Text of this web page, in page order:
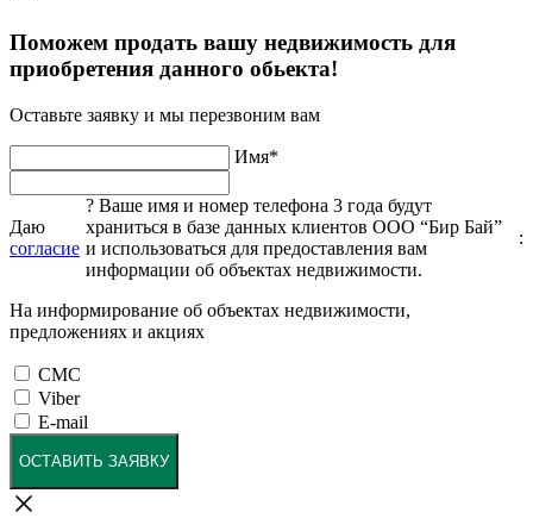
Поможем продать вашу недвижимость для
приобретения данного обьекта!
Оставьте заявку и мы перезвоним вам
Имя*
Даю
согласие
? Ваше имя и номер телефона 3 года будут
храниться в базе данных клиентов ООО “Бир Бай”
и использоваться для предоставления вам
информации об объектах недвижимости.
:
На информирование об объектах недвижимости,
предложениях и акциях
СМС
Viber
E-mail
ОСТАВИТЬ ЗАЯВКУ